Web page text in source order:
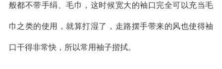
般都不带手绢、毛巾，这时候宽大的袖口完全可以充当毛
巾之类的使用，就算打湿了，走路摆手带来的风也使得袖
口干得非常快，所以常用袖子揩拭。